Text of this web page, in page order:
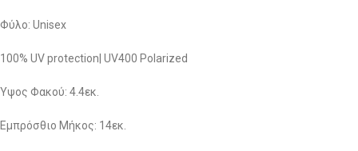
Φύλο: Unisex
100% UV protection| UV400 Polarized
Ύψος Φακού: 4.4εκ.
Eμπρόσθιο Μήκος: 14εκ.